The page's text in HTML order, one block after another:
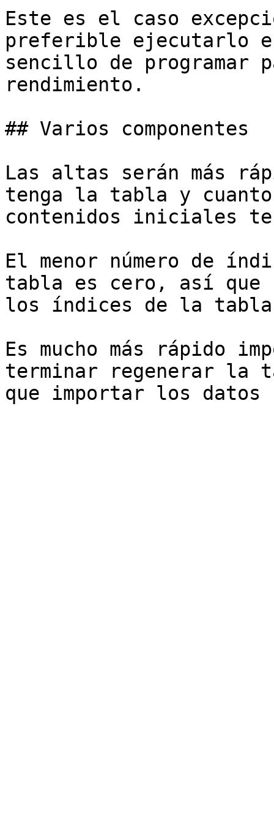
Este es el caso
preferible ejecutarlo
sencillo de programar
rendimiento.
## Varios componentes
Las altas serán más
tenga la tabla y cuanto
contenidos iniciales
El menor número de
tabla es cero, así que
los índices de la
Es mucho más rápido
terminar regenerar la